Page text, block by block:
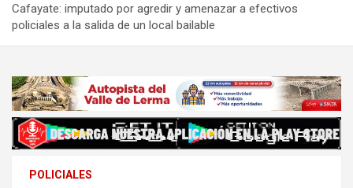
Cafayate: imputado por agredir y amenazar a efectivos
policiales a la salida de un local bailable
POLICIALES